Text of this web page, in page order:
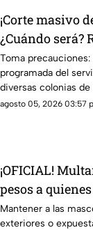
¡Corte masivo
¿Cuándo será?
en la lista AQUÍ
Toma
programada del
diversas colonias
colonia está en la lista
agosto 05, 2026 03:57
¡OFICIAL!
pesos a
gatos viviendo
Mantener a las
exteriores o